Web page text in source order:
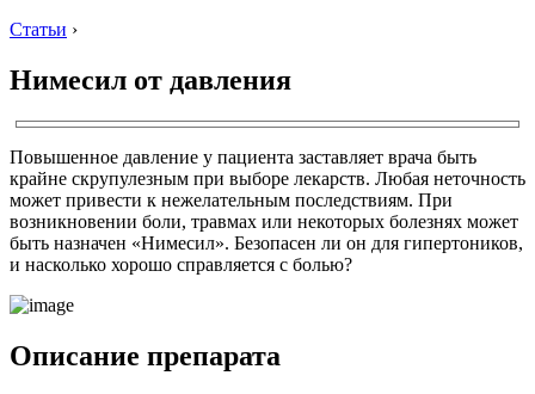
Статьи ›
Нимесил от давления
Повышенное давление у пациента заставляет врача быть
крайне скрупулезным при выборе лекарств. Любая неточность
может привести к нежелательным последствиям. При
возникновении боли, травмах или некоторых болезнях может
быть назначен «Нимесил». Безопасен ли он для гипертоников,
и насколько хорошо справляется с болью?
Описание препарата